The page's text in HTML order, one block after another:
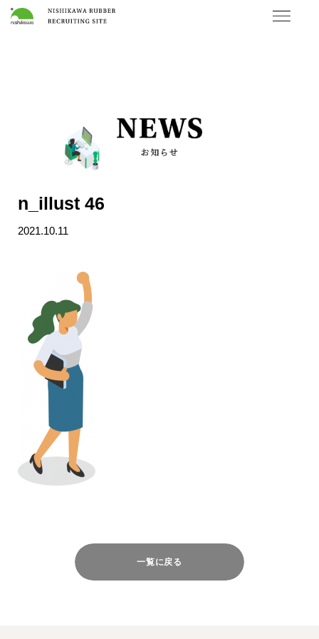
n_illust 46
2021.10.11
一覧に戻る